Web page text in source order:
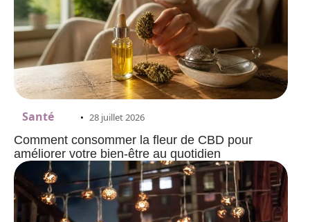
Santé 28 juillet 2026
Comment consommer la fleur de CBD pour
améliorer votre bien-être au quotidien